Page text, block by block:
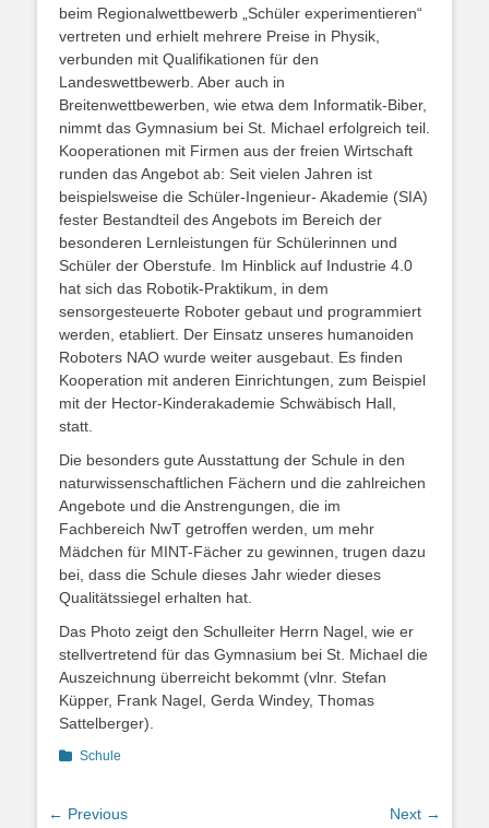
beim Regionalwettbewerb „Schüler experimentieren“
vertreten und erhielt mehrere Preise in Physik,
verbunden mit Qualifikationen für den
Landeswettbewerb. Aber auch in
Breitenwettbewerben, wie etwa dem Informatik-Biber,
nimmt das Gymnasium bei St. Michael erfolgreich teil.
Kooperationen mit Firmen aus der freien Wirtschaft
runden das Angebot ab: Seit vielen Jahren ist
beispielsweise die Schüler-Ingenieur- Akademie (SIA)
fester Bestandteil des Angebots im Bereich der
besonderen Lernleistungen für Schülerinnen und
Schüler der Oberstufe. Im Hinblick auf Industrie 4.0
hat sich das Robotik-Praktikum, in dem
sensorgesteuerte Roboter gebaut und programmiert
werden, etabliert. Der Einsatz unseres humanoiden
Roboters NAO wurde weiter ausgebaut. Es finden
Kooperation mit anderen Einrichtungen, zum Beispiel
mit der Hector-Kinderakademie Schwäbisch Hall,
statt.
Die besonders gute Ausstattung der Schule in den
naturwissenschaftlichen Fächern und die zahlreichen
Angebote und die Anstrengungen, die im
Fachbereich NwT getroffen werden, um mehr
Mädchen für MINT-Fächer zu gewinnen, trugen dazu
bei, dass die Schule dieses Jahr wieder dieses
Qualitätssiegel erhalten hat.
Das Photo zeigt den Schulleiter Herrn Nagel, wie er
stellvertretend für das Gymnasium bei St. Michael die
Auszeichnung überreicht bekommt (vlnr. Stefan
Küpper, Frank Nagel, Gerda Windey, Thomas
Sattelberger).
Categories
Schule
Beitragsnavigation
← Previous
Next →